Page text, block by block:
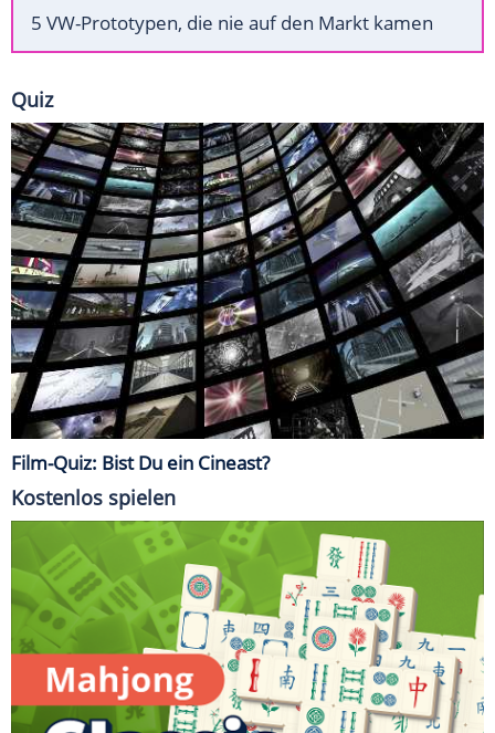
5 VW-Prototypen, die nie auf den Markt kamen
Quiz
Film-Quiz: Bist Du ein Cineast?
Kostenlos spielen